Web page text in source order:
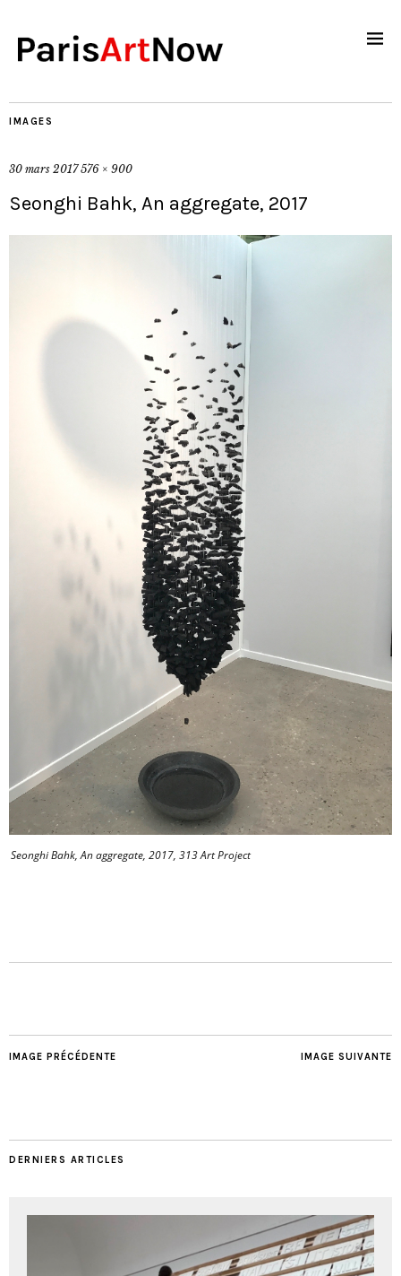
IMAGES
30 mars 2017 576 × 900
Seonghi Bahk, An aggregate, 2017
Seonghi Bahk, An aggregate, 2017, 313 Art Project
IMAGE SUIVANTE
IMAGE PRÉCÉDENTE
DERNIERS ARTICLES